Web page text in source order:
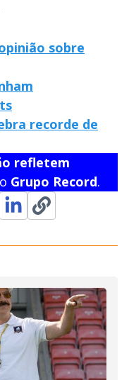
sobre
recorde de
refletem
Grupo Record.